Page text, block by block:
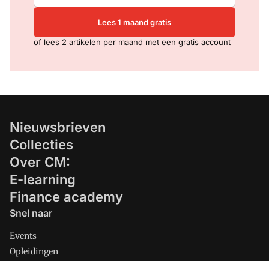
Lees 1 maand gratis
of lees 2 artikelen per maand met een gratis account
Nieuwsbrieven
Collecties
Over CM:
E-learning
Finance academy
Snel naar
Events
Opleidingen